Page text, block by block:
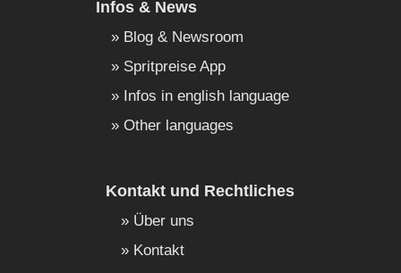
Infos & News
Blog & Newsroom
Spritpreise App
Infos in english language
Other languages
Kontakt und Rechtliches
Über uns
Kontakt